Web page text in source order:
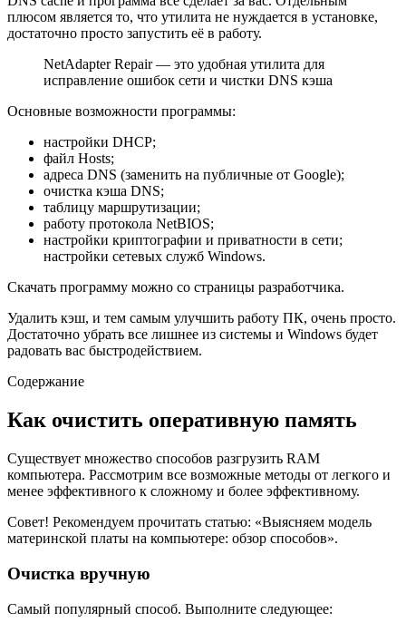
плюсом является то, что утилита не нуждается в установке,
достаточно просто запустить её в работу.
NetAdapter Repair — это удобная утилита для
исправление ошибок сети и чистки DNS кэша
Основные возможности программы:
настройки DHCP;
файл Hosts;
адреса DNS (заменить на публичные от Google);
очистка кэша DNS;
таблицу маршрутизации;
работу протокола NetBIOS;
настройки криптографии и приватности в сети;
настройки сетевых служб Windows.
Скачать программу можно со страницы разработчика.
Удалить кэш, и тем самым улучшить работу ПК, очень просто.
Достаточно убрать все лишнее из системы и Windows будет
радовать вас быстродействием.
Содержание
Как очистить оперативную память
Существует множество способов разгрузить RAM
компьютера. Рассмотрим все возможные методы от легкого и
менее эффективного к сложному и более эффективному.
Совет! Рекомендуем прочитать статью: «Выясняем модель
материнской платы на компьютере: обзор способов».
Очистка вручную
Самый популярный способ. Выполните следующее: